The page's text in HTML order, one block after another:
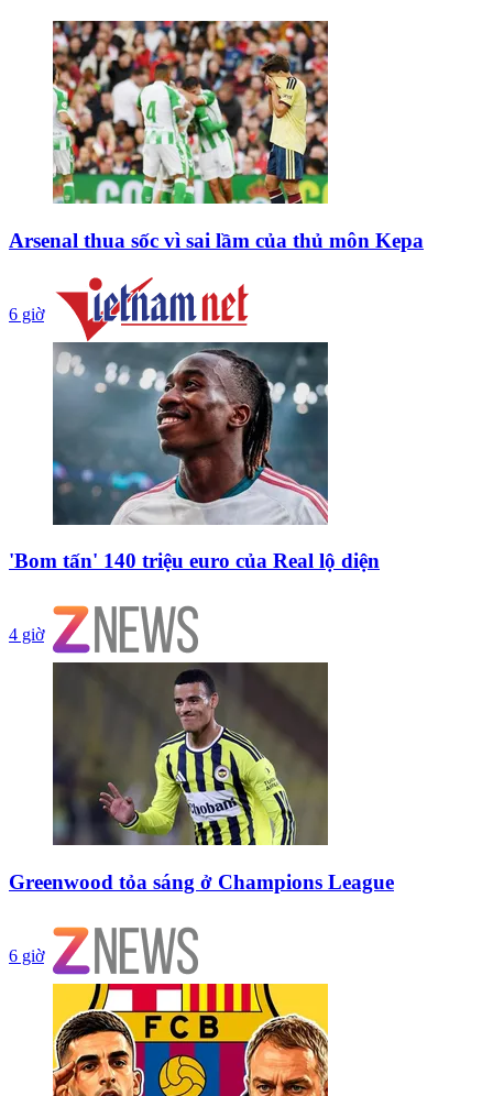
Arsenal thua sốc vì sai lầm của thủ môn Kepa
6 giờ
'Bom tấn' 140 triệu euro của Real lộ diện
4 giờ
Greenwood tỏa sáng ở Champions League
6 giờ